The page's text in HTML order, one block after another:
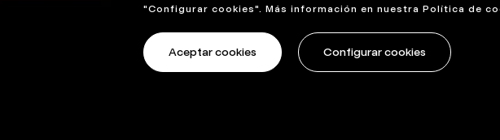
"Configurar cookies". Más información en nuestra Política de
Aceptar cookies Configurar cookies